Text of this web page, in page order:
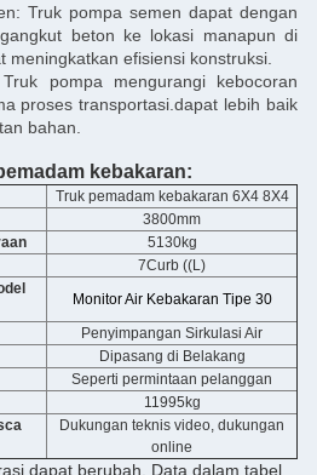
Truk pompa semen dapat dengan
beton ke lokasi manapun di
meningkatkan efisiensi konstruksi.
pompa mengurangi kebocoran
proses transportasi.dapat lebih baik
bahan.
kebakaran:
Truk pemadam kebakaran 6X4 8X4
3800mm
5130kg
7Curb ((L)
Monitor Air Kebakaran Tipe 30
Penyimpangan Sirkulasi Air
Dipasang di Belakang
Seperti permintaan pelanggan
11995kg
Dukungan teknis video, dukungan
online
dapat berubah. Data dalam tabel